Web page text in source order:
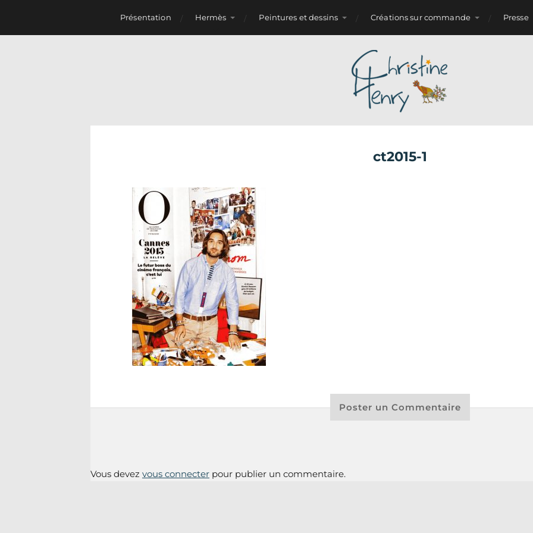
Présentation Hermès Peintures et dessins Créations sur commande Presse
ct2015-1
Poster un Commentaire
Vous devez vous connecter pour publier un commentaire.